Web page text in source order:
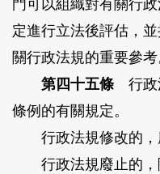
門可以組織對有關行
定進行立法後評估，
關行政法規的重要參考
第四十五條行政
條例的有關規定。
行政法規修改的，
行政法規廢止的，